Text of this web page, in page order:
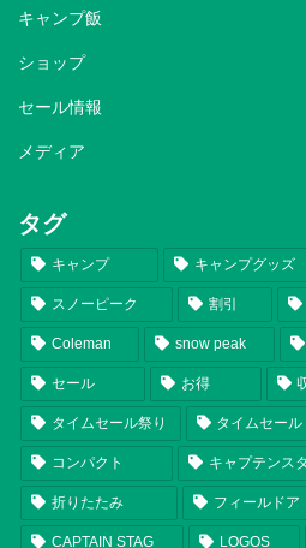
キャンプ飯
ショップ
セール情報
メディア
タグ
キャンプ キャンプグッズ
スノーピーク 割引
Coleman snow peak
セール お得
タイムセール祭り タイムセール
コンパクト キャプテンス
折りたたみ フィールドア
CAPTAIN STAG LOGOS